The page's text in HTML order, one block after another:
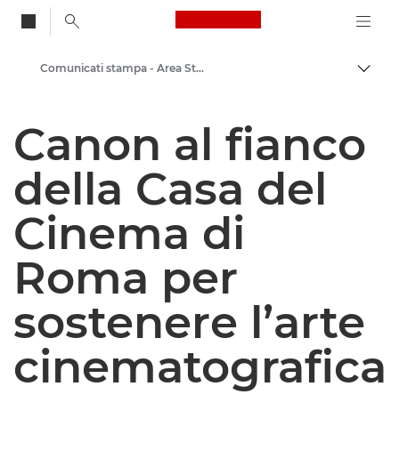
Canon Logo, back
Area stampa
Comunicati stampa - Area Stampa di Canon
Canon al fianco
della Casa del
Cinema di
Roma per
sostenere l’arte
cinematografica